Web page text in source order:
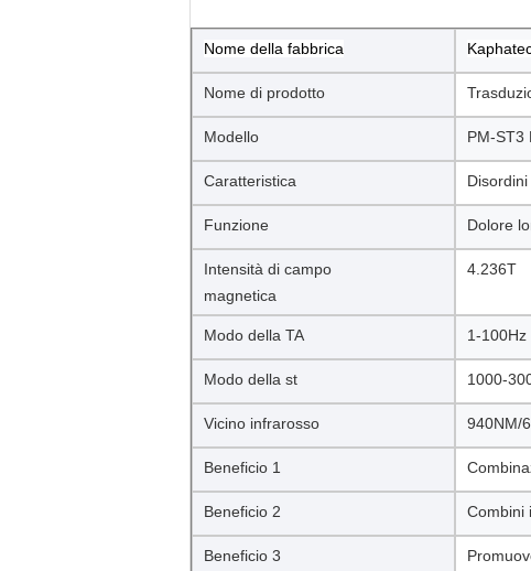
Nome della fabbrica
Nome di prodotto
Modello PM-ST3
Caratteristica
Funzione Dolore
Intensità di campo
magnetica
4.236T
Modo della TA 1-
Modo della st 1000-
Vicino infrarosso 940NM/
Beneficio 1
Beneficio 2 Combini
Beneficio 3